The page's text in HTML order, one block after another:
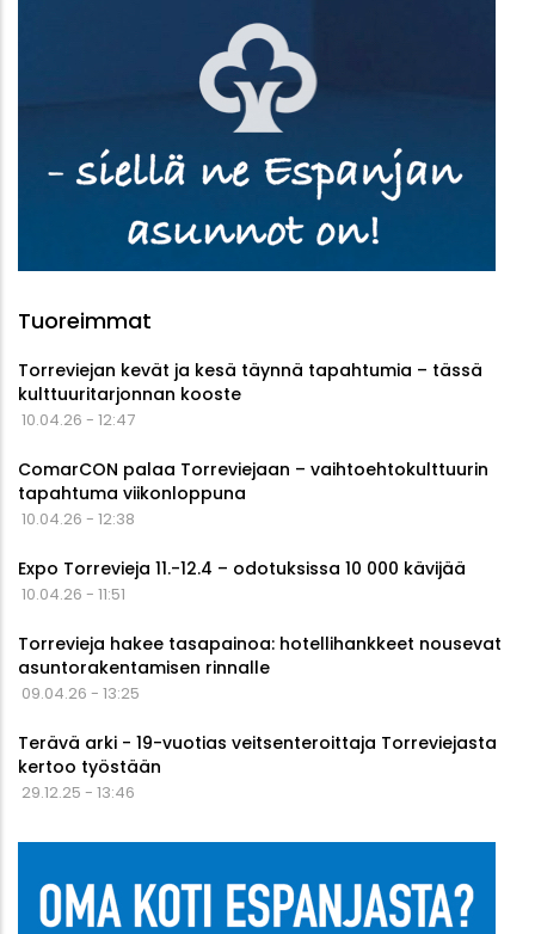
Tuoreimmat
Torreviejan kevät ja kesä täynnä tapahtumia – tässä
kulttuuritarjonnan kooste
10.04.26 - 12:47
ComarCON palaa Torreviejaan – vaihtoehtokulttuurin
tapahtuma viikonloppuna
10.04.26 - 12:38
Expo Torrevieja 11.-12.4 – odotuksissa 10 000 kävijää
10.04.26 - 11:51
Torrevieja hakee tasapainoa: hotellihankkeet nousevat
asuntorakentamisen rinnalle
09.04.26 - 13:25
Terävä arki - 19-vuotias veitsenteroittaja Torreviejasta
kertoo työstään
29.12.25 - 13:46